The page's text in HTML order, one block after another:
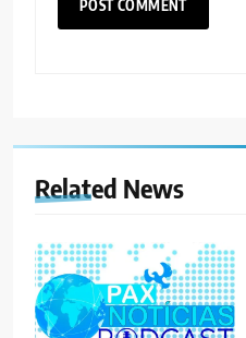
Related News